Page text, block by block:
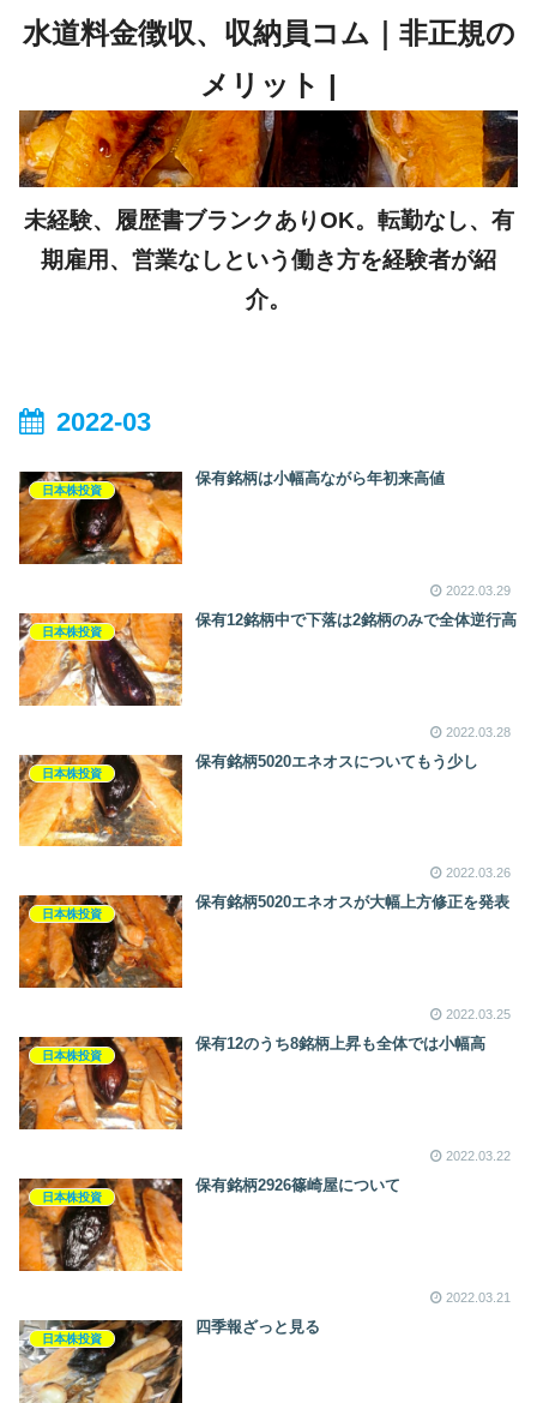
未経験、履歴書ブランクありOK。転勤なし、有
期雇用、営業なしという働き方を経験者が紹
介。
2022-03
日本株投資
保有銘柄は小幅高ながら年初来高値
2022.03.29
日本株投資
保有12銘柄中で下落は2銘柄のみで全体逆行高
2022.03.28
日本株投資
保有銘柄5020エネオスについてもう少し
2022.03.26
日本株投資
保有銘柄5020エネオスが大幅上方修正を発表
2022.03.25
日本株投資
保有12のうち8銘柄上昇も全体では小幅高
2022.03.22
日本株投資
保有銘柄2926篠崎屋について
2022.03.21
日本株投資
四季報ざっと見る